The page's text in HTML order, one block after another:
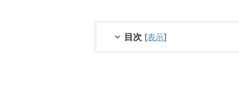
目次 [表示]